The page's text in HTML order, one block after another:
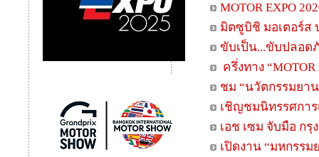
MOTOR EXPO
มิตซูบิชิ มอเตอร์ส
ขับเป็น...ขับปลอด
ครึ่งทาง
ชม “นวัตกรรมยาน
เชิญชมนิทรรศการ
เอช เซม จับมือ กรุ
เปิดงาน “มหกรร